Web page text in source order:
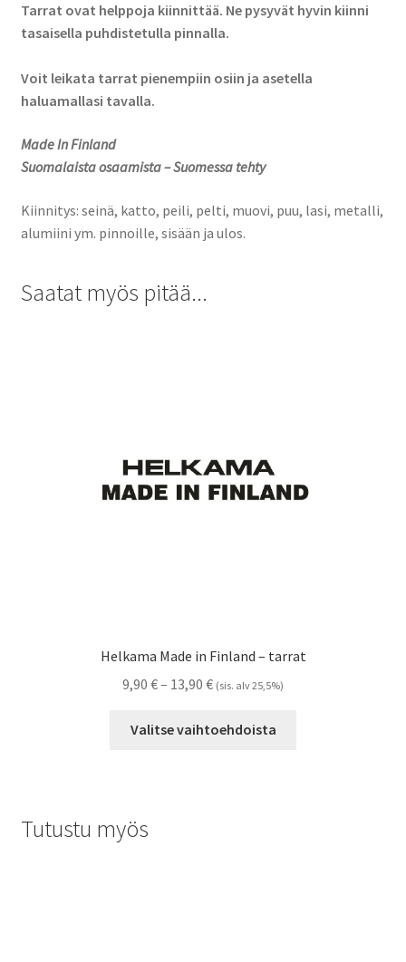
Tarrat ovat helppoja kiinnittää. Ne pysyvät hyvin kiinni
tasaisella puhdistetulla pinnalla.
Voit leikata tarrat pienempiin osiin ja asetella
haluamallasi tavalla.
Made In Finland
Suomalaista osaamista – Suomessa tehty
Kiinnitys: seinä, katto, peili, pelti, muovi, puu, lasi, metalli,
alumiini ym. pinnoille, sisään ja ulos.
Saatat myös pitää...
Helkama Made in Finland – tarrat
9,90 €– 13,90 €Hintaluokka:
-
(sis. alv 25,5%)
Valitse vaihtoehdoista
Tutustu myös